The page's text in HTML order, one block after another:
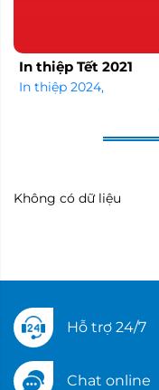
In thiệp Tết 2021
In thiệp 2024,
Không có dữ liệu
Hỗ trợ 24/7
Chat online